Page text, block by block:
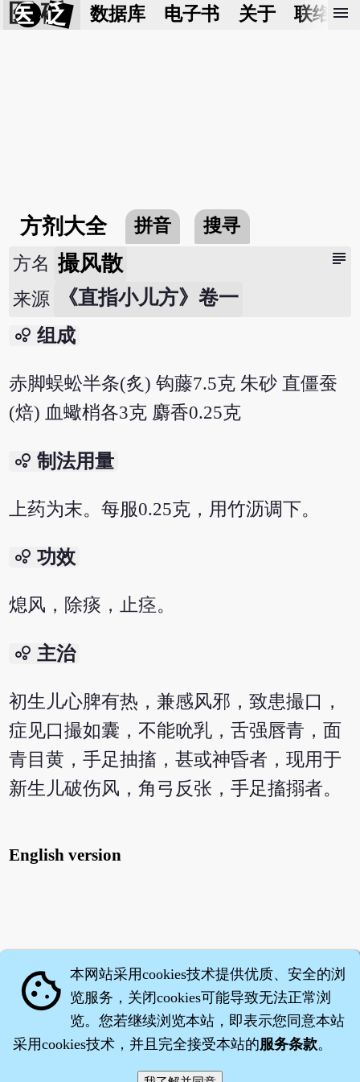
医 砭 数据库 电子书 关于 联络我
menu
方剂大全 拼音 搜寻
subject
方名 撮风散
来源 《直指小儿方》卷一
bubble_chart 组成
赤脚蜈蚣半条(炙) 钩藤7.5克 朱砂 直僵蚕
(焙) 血蠍梢各3克 麝香0.25克
bubble_chart 制法用量
上药为末。每服0.25克，用竹沥调下。
bubble_chart 功效
熄风，除痰，止痉。
bubble_chart 主治
初生儿心脾有热，兼感风邪，致患撮口，
症见口撮如囊，不能吮乳，舌强唇青，面
青目黄，手足抽搐，甚或神昏者，现用于
新生儿破伤风，角弓反张，手足搐搦者。
English version
cookie 本网站采用cookies技术提供优质、安全的浏
览服务，关闭cookies可能导致无法正常浏
览。您若继续浏览本站，即表示您同意本站
采用cookies技术，并且完全接受本站的服务条款。